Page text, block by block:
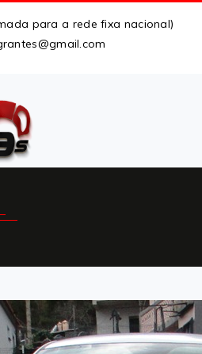
para a rede fixa nacional)
@gmail.com
CARREGAR MAIS